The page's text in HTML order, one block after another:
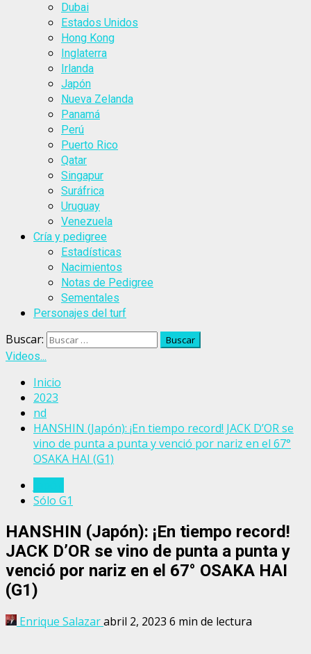
Dubai
Estados Unidos
Hong Kong
Inglaterra
Irlanda
Japón
Nueva Zelanda
Panamá
Perú
Puerto Rico
Qatar
Singapur
Suráfrica
Uruguay
Venezuela
Cría y pedigree
Estadísticas
Nacimientos
Notas de Pedigree
Sementales
Personajes del turf
Buscar:
Videos...
Inicio
2023
nd
HANSHIN (Japón): ¡En tiempo record! JACK D’OR se
vino de punta a punta y venció por nariz en el 67°
OSAKA HAI (G1)
Sólo G1
HANSHIN (Japón): ¡En tiempo record!
JACK D’OR se vino de punta a punta y
venció por nariz en el 67° OSAKA HAI
(G1)
Enrique Salazarabril 2, 2023 6 min de lectura